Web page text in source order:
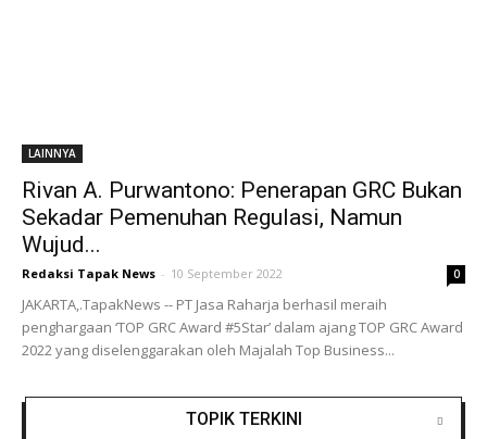
LAINNYA
Rivan A. Purwantono: Penerapan GRC Bukan
Sekadar Pemenuhan Regulasi, Namun
Wujud...
Redaksi Tapak News - 10 September 2022 0
JAKARTA,.TapakNews -- PT Jasa Raharja berhasil meraih
penghargaan ‘TOP GRC Award #5Star’ dalam ajang TOP GRC Award
2022 yang diselenggarakan oleh Majalah Top Business...
TOPIK TERKINI